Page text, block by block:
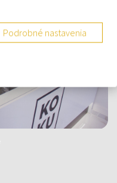
Podrobné nastavenia